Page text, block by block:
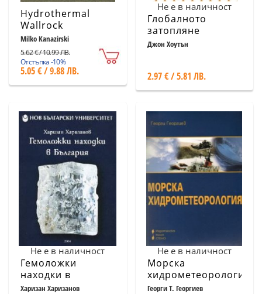
Hydrothermal
Wallrock
Alterations.
Physicochemical
accents
Milko Kanazirski
5.62 € / 10.99 ЛВ.
Отстъпка -10%
5.05 € / 9.88 ЛВ.
Не е в наличност
Глобалното
затопляне
Джон Хоутън
2.97 € / 5.81 ЛВ.
Не е в наличност
Гемоложки
находки в
България
Харизан Харизанов
Не е в наличност
Морска
хидрометеорология
Георги Т. Георгиев